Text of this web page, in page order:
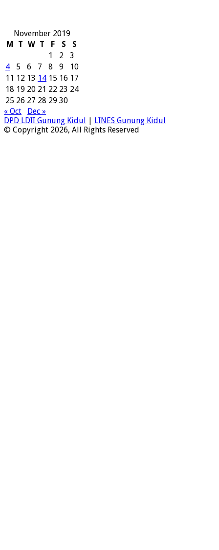
November 2019
M
T W T F S
S
1
2
3
4
5 6 7 8 9
10
11 12 13 14 15 16 17
18 19 20 21 22 23 24
25 26 27 28 29 30
« Oct
Dec »
DPD LDII Gunung Kidul | LINES Gunung Kidul
© Copyright 2026, All Rights Reserved